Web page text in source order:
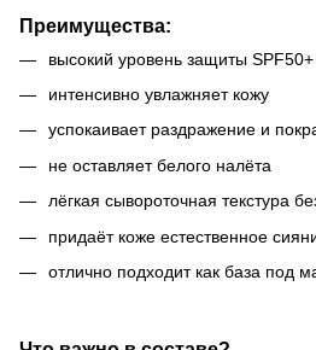
Преимущества:
высокий уровень защиты SPF50+
интенсивно увлажняет кожу
успокаивает раздражение и
не оставляет белого налёта
лёгкая сывороточная текстура
придаёт коже естественное
отлично подходит как база под